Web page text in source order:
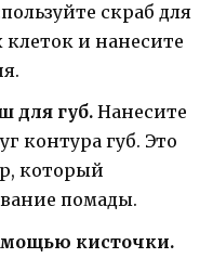
скраб для
и нанесите
для губ. Нанесите
контура губ. Это
который
помады.
кисточки.